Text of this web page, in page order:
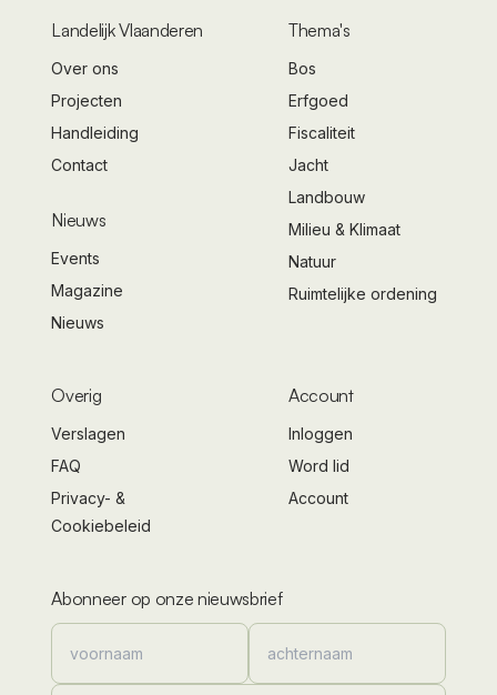
Landelijk Vlaanderen
Over ons
Projecten
Handleiding
Contact
Nieuws
Events
Magazine
Nieuws
Thema's
Bos
Erfgoed
Fiscaliteit
Jacht
Landbouw
Milieu & Klimaat
Natuur
Ruimtelijke ordening
Overig
Verslagen
FAQ
Privacy- &
Cookiebeleid
Account
Inloggen
Word lid
Account
Abonneer op onze nieuwsbrief